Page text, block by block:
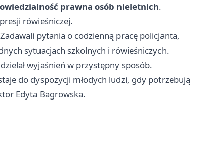
prawna osób nieletnich.
rówieśniczej.
pytania o codzienną pracę policjanta,
sytuacjach szkolnych i rówieśniczych.
wyjaśnień w przystępny sposób.
do dyspozycji młodych ludzi, gdy potrzebują
Edyta Bagrowska.